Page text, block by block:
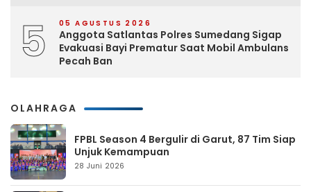
5 05 AGUSTUS 2026
Anggota Satlantas Polres Sumedang Sigap
Evakuasi Bayi Prematur Saat Mobil Ambulans
Pecah Ban
OLAHRAGA
FPBL Season 4 Bergulir di Garut, 87 Tim Siap
Unjuk Kemampuan
28 Juni 2026